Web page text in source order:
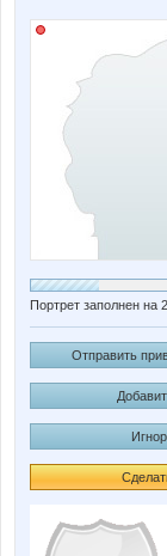
Портрет заполнен на
Отправить